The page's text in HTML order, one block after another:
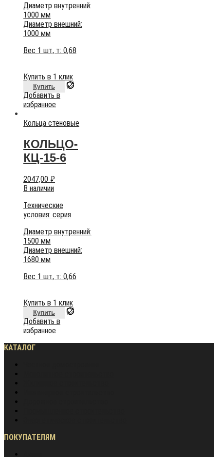
Диаметр внутренний:
1000 мм
Диаметр внешний:
1000 мм
Вес 1 шт, т: 0,68
Купить в 1 клик
Купить
Добавить в
избранное
Кольца стеновые
КОЛЬЦО-
КЦ-15-6
2047,00 ₽
В наличии
Технические
условия: серия
Диаметр внутренний:
1500 мм
Диаметр внешний:
1680 мм
Вес 1 шт, т: 0,66
Купить в 1 клик
Купить
Добавить в
избранное
КАТАЛОГ
ПОКУПАТЕЛЯМ